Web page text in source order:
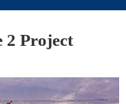
2 Project